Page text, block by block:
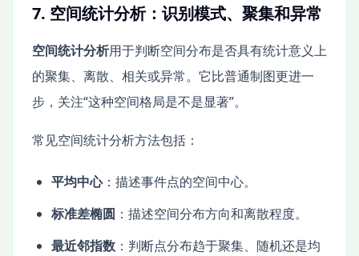
7. 空间统计分析：识别模式、聚集和异常
空间统计分析用于判断空间分布是否具有统计意义上
的聚集、离散、相关或异常。它比普通制图更进一
步，关注“这种空间格局是不是显著”。
常见空间统计分析方法包括：
平均中心：描述事件点的空间中心。
标准差椭圆 ：描述空间分布方向和离散程度。
最近邻指数 ：判断点分布趋于聚集、随机还是均